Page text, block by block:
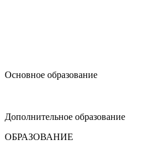
Основное образование
Дополнительное образование
ОБРАЗОВАНИЕ